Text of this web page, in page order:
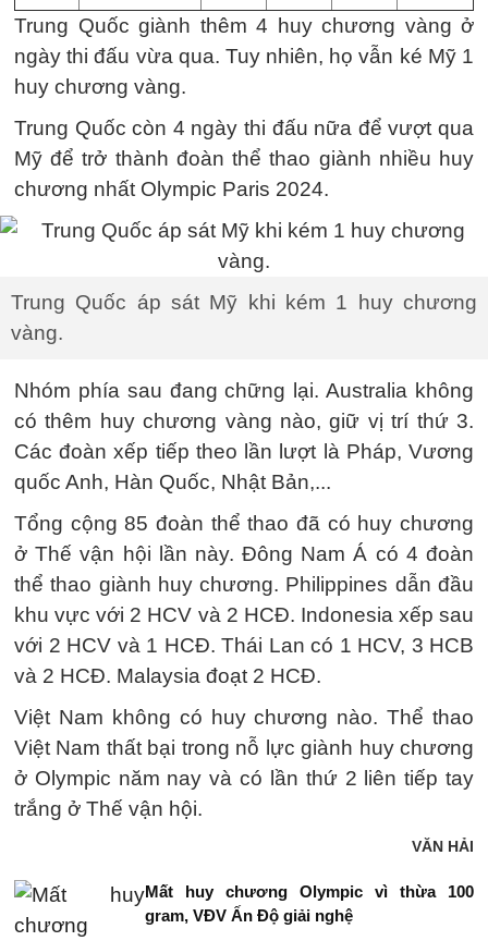
Trung Quốc giành thêm 4 huy chương vàng ở
ngày thi đấu vừa qua. Tuy nhiên, họ vẫn ké Mỹ 1
huy chương vàng.
Trung Quốc còn 4 ngày thi đấu nữa để vượt qua
Mỹ để trở thành đoàn thể thao giành nhiều huy
chương nhất Olympic Paris 2024.
Trung Quốc áp sát Mỹ khi kém 1 huy chương
vàng.
Nhóm phía sau đang chững lại. Australia không
có thêm huy chương vàng nào, giữ vị trí thứ 3.
Các đoàn xếp tiếp theo lần lượt là Pháp, Vương
quốc Anh, Hàn Quốc, Nhật Bản,...
Tổng cộng 85 đoàn thể thao đã có huy chương
ở Thế vận hội lần này. Đông Nam Á có 4 đoàn
thể thao giành huy chương. Philippines dẫn đầu
khu vực với 2 HCV và 2 HCĐ. Indonesia xếp sau
với 2 HCV và 1 HCĐ. Thái Lan có 1 HCV, 3 HCB
và 2 HCĐ. Malaysia đoạt 2 HCĐ.
Việt Nam không có huy chương nào. Thể thao
Việt Nam thất bại trong nỗ lực giành huy chương
ở Olympic năm nay và có lần thứ 2 liên tiếp tay
trắng ở Thế vận hội.
VĂN HẢI
Mất huy chương Olympic vì thừa 100
gram, VĐV Ấn Độ giải nghệ